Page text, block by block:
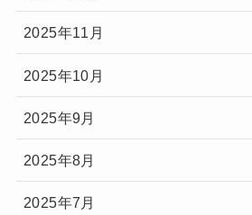
2025年11月
2025年10月
2025年9月
2025年8月
2025年7月